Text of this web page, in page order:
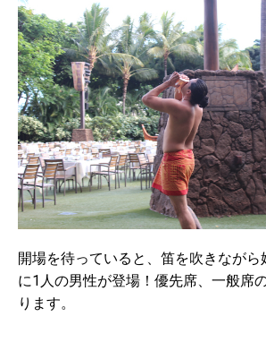
開場を待っていると、笛を吹きながら
に1人の男性が登場！優先席、一般席
ります。